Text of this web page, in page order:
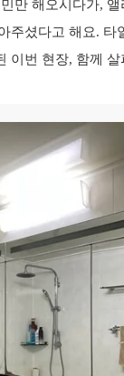
만 해오시다가,
주셨다고 해요.
이번 현장, 함께